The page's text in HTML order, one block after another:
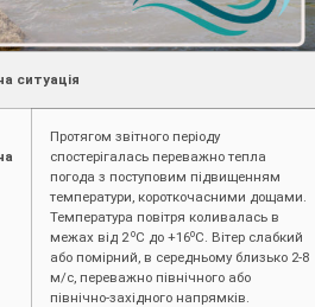
ситуація
Протягом звітного періоду
спостерігалась переважно тепла
погода з поступовим підвищенням
температури, короткочасними дощами.
Температура повітря коливалась в
межах від 2 оС до +16оС. Вітер слабкий
або помірний, в середньому близько 2-8
м/с, переважно північного або
північно-західного напрямків.